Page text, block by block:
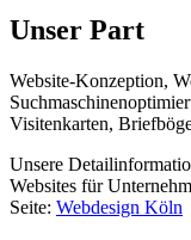
Unser Part
Website-Konzeption,
Visitenkarten,
Unsere
Websites für
Seite: Webdesign Köln